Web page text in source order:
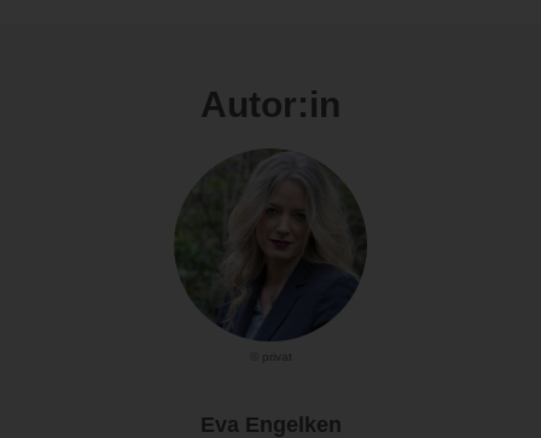
Autor:in
© privat
Eva Engelken